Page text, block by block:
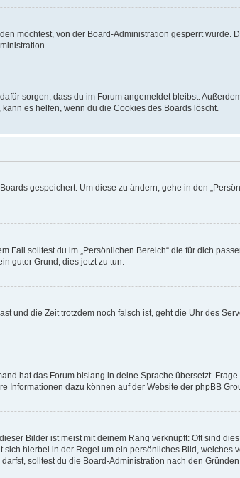
möchtest, von der Board-Administration gesperrt
sorgen, dass du im Forum angemeldet bleibst.
es helfen, wenn du die Cookies des Boards löscht.
gespeichert. Um diese zu ändern, gehe in den
solltest du im „Persönlichen Bereich“ die für dich
guter Grund, dies jetzt zu tun.
und die Zeit trotzdem noch falsch ist, geht die Uhr des
hat das Forum bislang in deine Sprache übersetzt.
Informationen dazu können auf der Website der phpBB
Bilder ist meist mit deinem Rang verknüpft: Oft sind
hierbei in der Regel um ein persönliches Bild,
solltest du die Board-Administration nach den Gründen